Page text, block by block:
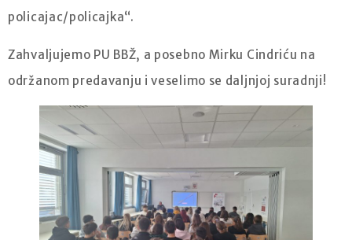
policajac/policajka“.
Zahvaljujemo PU BBŽ, a posebno Mirku Cindriću na
održanom predavanju i veselimo se daljnjoj suradnji!